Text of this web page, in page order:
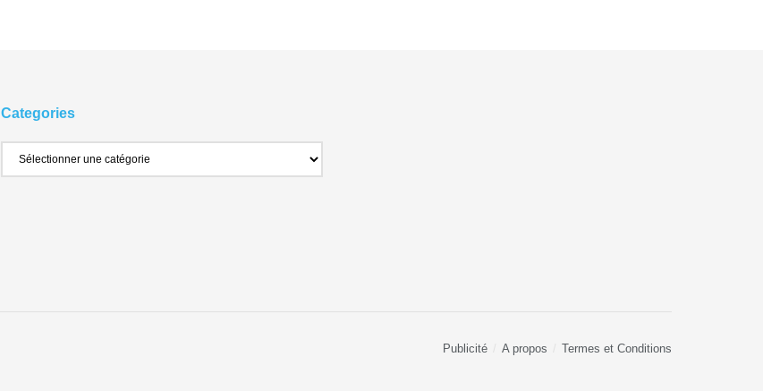
Categories
Publicité A propos Termes et Conditions